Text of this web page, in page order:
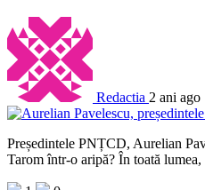
Redactia 2 ani ago
Președintele PNȚCD, Aurelian
Tarom într-o aripă? În toată